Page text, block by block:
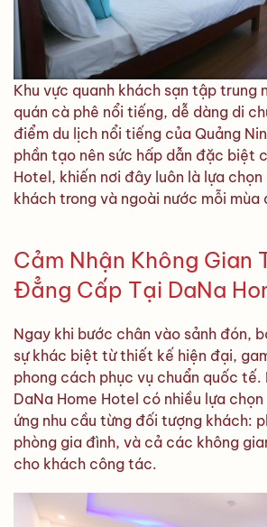
Khu vực quanh khách sạn tập trung
quán cà phê nổi tiếng, dễ dàng di
điểm du lịch nổi tiếng của Quảng
phần tạo nên sức hấp dẫn đặc biệt
Hotel, khiến nơi đây luôn là lựa
khách trong và ngoài nước mỗi mùa
Cảm Nhận Không Gian
Đẳng Cấp Tại DaNa
Ngay khi bước chân vào sảnh đón,
sự khác biệt từ thiết kế hiện đại,
phong cách phục vụ chuẩn quốc tế.
DaNa Home Hotel có nhiều lựa
ứng nhu cầu từng đối tượng khách:
phòng gia đình, và cả các không
cho khách công tác.